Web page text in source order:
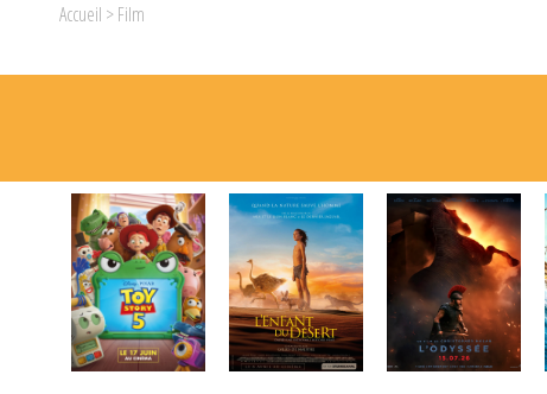
Accueil > Film